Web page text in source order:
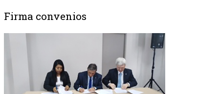
Firma convenios